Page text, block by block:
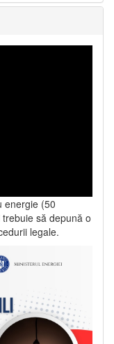
energie (50
să depună o
legale.